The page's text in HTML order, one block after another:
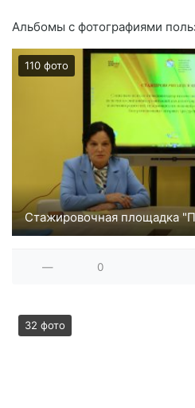
Альбомы с фотографиями
110 фото
Стажировочная площадка
— 0
32 фото